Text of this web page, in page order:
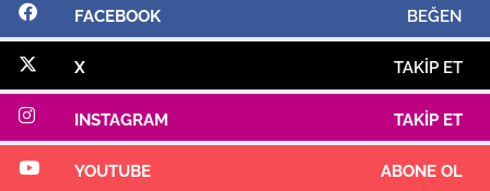
FACEBOOK BEĞEN
X TAKIP ET
INSTAGRAM TAKIP ET
YOUTUBE ABONE OL